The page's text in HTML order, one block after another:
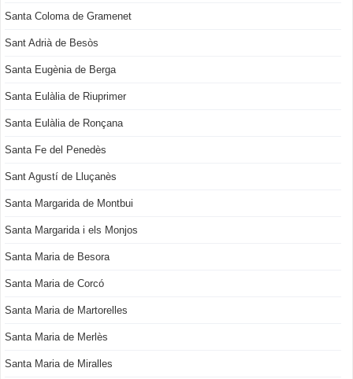
Santa Coloma de Gramenet
Sant Adrià de Besòs
Santa Eugènia de Berga
Santa Eulàlia de Riuprimer
Santa Eulàlia de Ronçana
Santa Fe del Penedès
Sant Agustí de Lluçanès
Santa Margarida de Montbui
Santa Margarida i els Monjos
Santa Maria de Besora
Santa Maria de Corcó
Santa Maria de Martorelles
Santa Maria de Merlès
Santa Maria de Miralles